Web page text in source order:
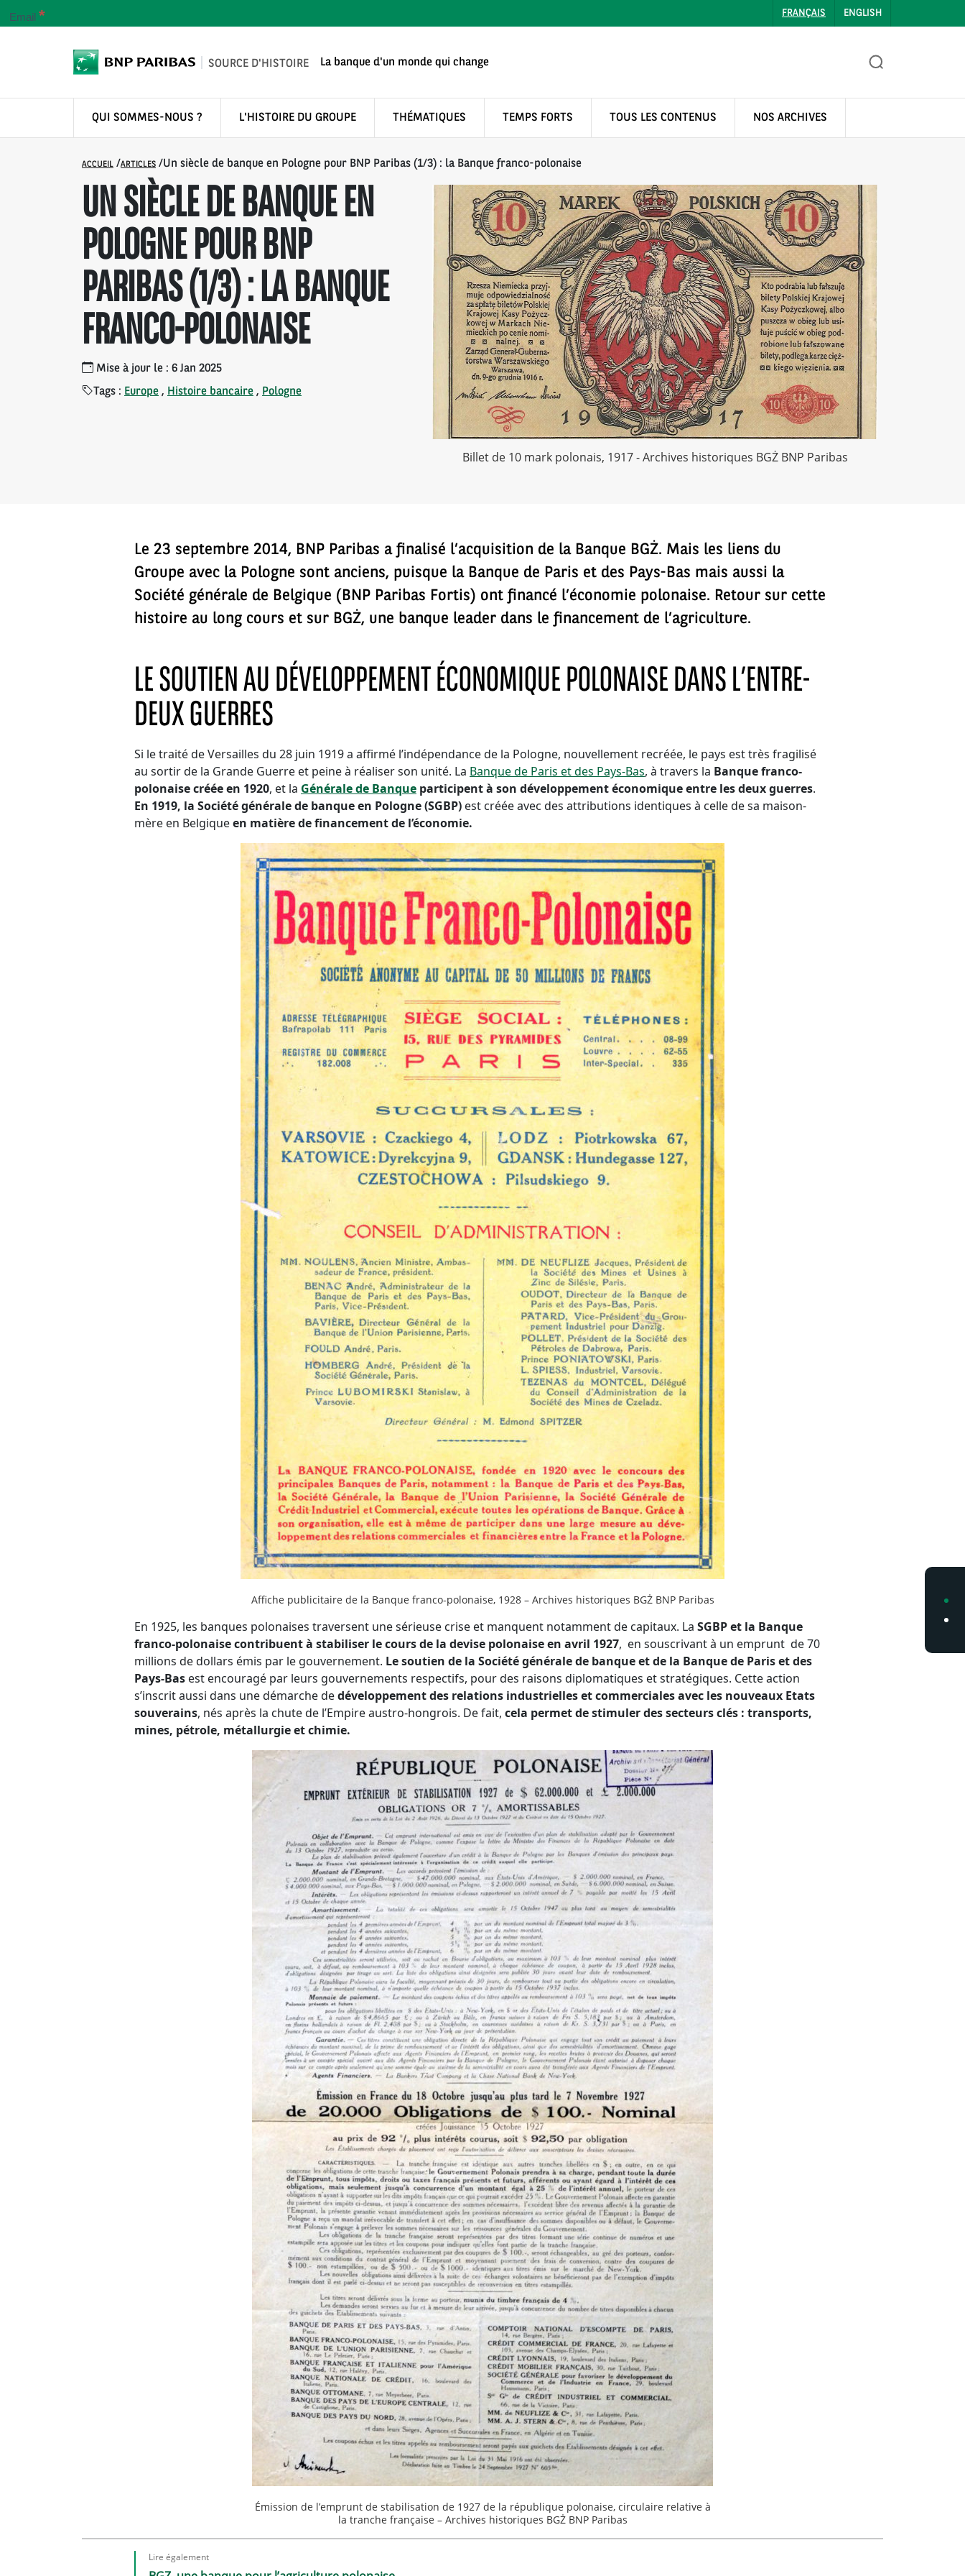
FRANÇAIS ENGLISH
SOURCE D'HISTOIRE La banque d'un monde qui change
QUI SOMMES-NOUS ? L'HISTOIRE DU GROUPE THÉMATIQUES TEMPS FORTS TOUS LES CONTENUS NOS ARCHIVES
ACCUEIL /ARTICLES /Un siècle de banque en Pologne pour BNP Paribas (1/3) : la Banque franco-polonaise
UN SIÈCLE DE BANQUE EN
POLOGNE POUR BNP
PARIBAS (1/3) : LA BANQUE
FRANCO-POLONAISE
Mise à jour le : 6 Jan 2025
Tags : Europe , Histoire bancaire , Pologne
Billet de 10 mark polonais, 1917 - Archives historiques BGŻ BNP Paribas
Le 23 septembre 2014, BNP Paribas a finalisé l’acquisition de la Banque BGŻ. Mais les liens du
Groupe avec la Pologne sont anciens, puisque la Banque de Paris et des Pays-Bas mais aussi la
Société générale de Belgique (BNP Paribas Fortis) ont financé l’économie polonaise. Retour sur cette
histoire au long cours et sur BGŻ, une banque leader dans le financement de l’agriculture.
LE SOUTIEN AU DÉVELOPPEMENT ÉCONOMIQUE POLONAISE DANS L’ENTRE-
DEUX GUERRES
Si le traité de Versailles du 28 juin 1919 a affirmé l’indépendance de la Pologne, nouvellement recréée, le pays est très fragilisé
au sortir de la Grande Guerre et peine à réaliser son unité. La Banque de Paris et des Pays-Bas, à travers la Banque franco-
polonaise créée en 1920, et la Générale de Banque participent à son développement économique entre les deux guerres.
En 1919, la Société générale de banque en Pologne (SGBP) est créée avec des attributions identiques à celle de sa maison-
mère en Belgiqueen matière de financement de l’économie.
Affiche publicitaire de la Banque franco-polonaise, 1928 – Archives historiques BGŻ BNP Paribas
En 1925, les banques polonaises traversent une sérieuse crise et manquent notamment de capitaux. La SGBP et la Banque
franco-polonaise contribuent à stabiliser le cours de la devise polonaise en avril 1927, en souscrivant à un emprunt de 70
millions de dollars émis par le gouvernement. Le soutien de la Société générale de banque et de la Banque de Paris et des
Pays-Bas est encouragé par leurs gouvernements respectifs, pour des raisons diplomatiques et stratégiques. Cette action
s’inscrit aussi dans une démarche dedéveloppement des relations industrielles et commerciales avec les nouveaux Etats
souverains, nés après la chute de l’Empire austro-hongrois. De fait, cela permet de stimuler des secteurs clés : transports,
mines, pétrole, métallurgie et chimie.
Émission de l’emprunt de stabilisation de 1927 de la république polonaise, circulaire relative à
la tranche française – Archives historiques BGŻ BNP Paribas
Lire également
Email *